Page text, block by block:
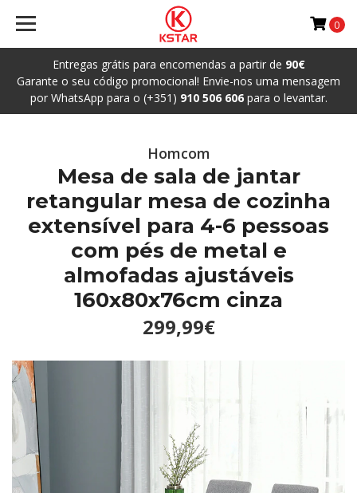
Entregas grátis para encomendas a partir de 90€
Garante o seu código promocional! Envie-nos uma mensagem
por WhatsApp para o (+351) 910 506 606para o levantar.
0
Homcom
Mesa de sala de jantar
retangular mesa de cozinha
extensível para 4-6 pessoas
com pés de metal e
almofadas ajustáveis
160x80x76cm cinza
299,99€